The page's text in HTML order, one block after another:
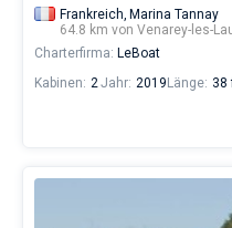
Frankreich, Marina Tannay
64.8 km von Venarey-les-
Charterfirma: LeBoat
Kabinen: 2Jahr: 2019 Länge: 38